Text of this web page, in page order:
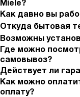
Miele?
Как давно вы
Откуда бытовая
Возможны
Где можно
самовывоз?
Действует ли
Как можно
оплату?